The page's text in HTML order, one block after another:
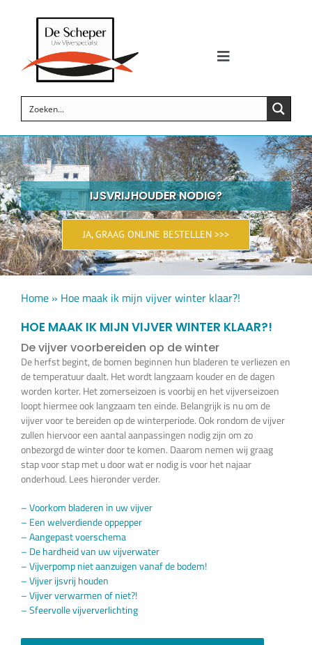
Toggle
Siervijvers
Koi vijvers
Vijverproducten
Wellness
Vijverplanten
Koi’s en siervissen
Waterkwaliteit
Impressie
Contact
Onze Webshop >>>
IJSVRIJHOUDER NODIG?
JA, GRAAG ONLINE BESTELLEN >>>
Home» Hoe maak ik mijn vijver winter klaar?!
HOE MAAK IK MIJN VIJVER WINTER KLAAR?!
De vijver voorbereiden op de winter
De herfst begint, de bomen beginnen hun bladeren te verliezen en
de temperatuur daalt. Het wordt langzaam kouder en de dagen
worden korter. Het zomerseizoen is voorbij en het vijverseizoen
loopt hiermee ook langzaam ten einde. Belangrijk is nu om de
vijver voor te bereiden op de winterperiode. Ook rondom de vijver
zullen hiervoor een aantal aanpassingen nodig zijn om zo
onbezorgd de winter door te komen. Daarom nemen wij graag
stap voor stap met u door wat er nodig is voor het najaar
onderhoud. Lees hieronder verder.
– Voorkom bladeren in uw vijver
– Een welverdiende oppepper
– Aangepast voerschema
– De hardheid van uw vijverwater
– Vijverpomp niet aanzuigen vanaf de bodem!
– Vijver ijsvrij houden
– Vijver verwarmen of niet?!
– Sfeervolle vijververlichting